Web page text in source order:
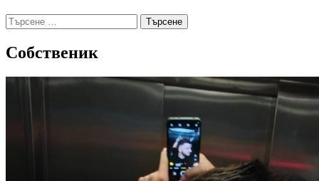
Търсене
за:
Собственик